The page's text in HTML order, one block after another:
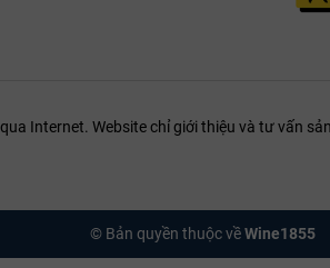
Internet. Website chỉ giới thiệu và tư vấn
© Bản quyền thuộc vềWine1855